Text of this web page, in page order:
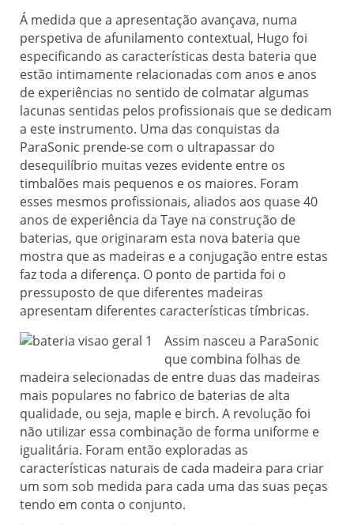
Á medida que a apresentação avançava, numa
perspetiva de afunilamento contextual, Hugo foi
especificando as características desta bateria que
estão intimamente relacionadas com anos e anos
de experiências no sentido de colmatar algumas
lacunas sentidas pelos profissionais que se dedicam
a este instrumento. Uma das conquistas da
ParaSonic prende-se com o ultrapassar do
desequilíbrio muitas vezes evidente entre os
timbalões mais pequenos e os maiores. Foram
esses mesmos profissionais, aliados aos quase 40
anos de experiência da Taye na construção de
baterias, que originaram esta nova bateria que
mostra que as madeiras e a conjugação entre estas
faz toda a diferença. O ponto de partida foi o
pressuposto de que diferentes madeiras
apresentam diferentes características tímbricas.
Assim nasceu a ParaSonic
que combina folhas de
madeira selecionadas de entre duas das madeiras
mais populares no fabrico de baterias de alta
qualidade, ou seja, maple e birch. A revolução foi
não utilizar essa combinação de forma uniforme e
igualitária. Foram então exploradas as
características naturais de cada madeira para criar
um som sob medida para cada uma das suas peças
tendo em conta o conjunto.